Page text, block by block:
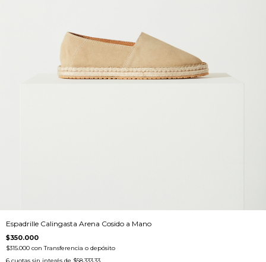
Espadrille Calingasta Arena Cosido a Mano
$350.000
$315.000 con Transferencia o depósito
6 cuotas sin interés de $58.333,33